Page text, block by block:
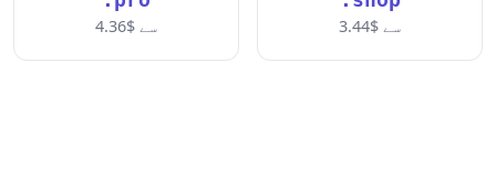
سے $4.36 سے $3.44